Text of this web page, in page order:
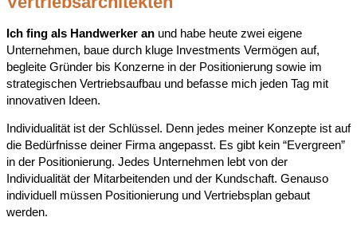
Ich fing als Handwerker an und habe heute zwei eigene
Unternehmen, baue durch kluge Investments Vermögen auf,
begleite Gründer bis Konzerne in der Positionierung sowie im
strategischen Vertriebsaufbau und befasse mich jeden Tag mit
innovativen Ideen.
Individualität ist der Schlüssel. Denn jedes meiner Konzepte ist auf
die Bedürfnisse deiner Firma angepasst. Es gibt kein “Evergreen”
in der Positionierung. Jedes Unternehmen lebt von der
Individualität der Mitarbeitenden und der Kundschaft. Genauso
individuell müssen Positionierung und Vertriebsplan gebaut
werden.